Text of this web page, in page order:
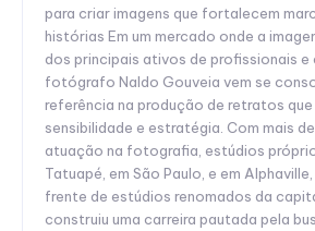
para criar imagens que fortalecem
histórias Em um mercado onde a
dos principais ativos de profissionais e
fotógrafo Naldo Gouveia vem se
referência na produção de retratos que
sensibilidade e estratégia. Com mais
atuação na fotografia, estúdios
Tatuapé, em São Paulo, e em
frente de estúdios renomados da
construiu uma carreira pautada pela